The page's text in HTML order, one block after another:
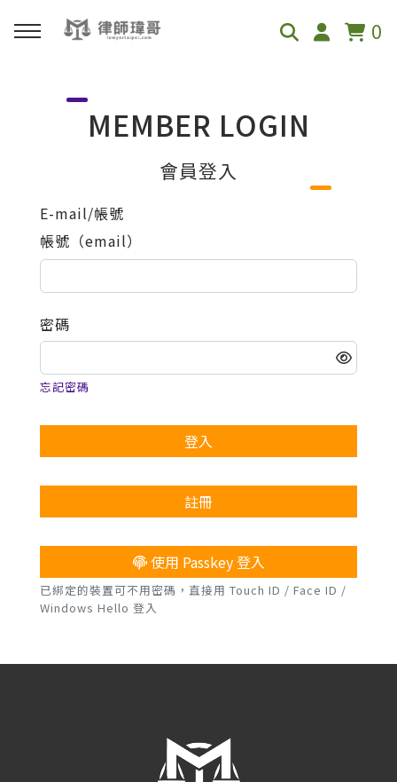
0
免費影音資源
Podcast
MEMBER LOGIN
會員登入
E-mail/帳號
帳號（email）
密碼
忘記密碼
登入
註冊
使用 Passkey 登入
已綁定的裝置可不用密碼，直接用 Touch ID / Face ID /
Windows Hello 登入